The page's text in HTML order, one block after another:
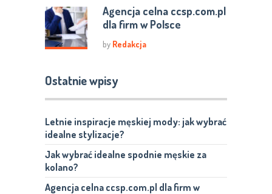
Agencja celna ccsp.com.pl
dla firm w Polsce
by Redakcja
Ostatnie wpisy
Letnie inspiracje męskiej mody: jak wybrać
idealne stylizacje?
Jak wybrać idealne spodnie męskie za
kolano?
Agencja celna ccsp.com.pl dla firm w